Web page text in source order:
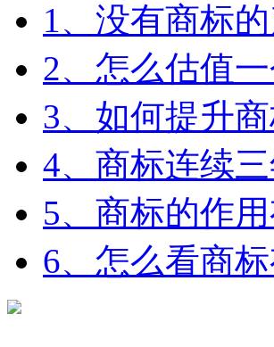
1、没有商标
2、怎么估值
3、如何提升
4、商标连续
5、商标的作
6、怎么看商